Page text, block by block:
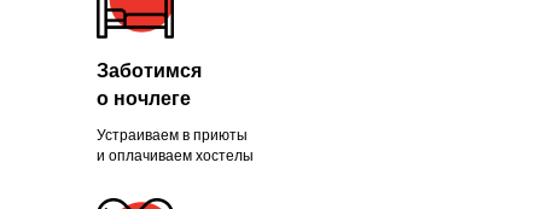
Устраиваем в приюты
и оплачиваем хостелы
Заботимся
о ночлеге